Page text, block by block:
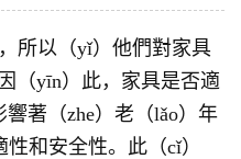
所以（yǐ）他們對家具
（yīn）此，家具是否適
著（zhe）老（lǎo）年
和安全性。此（cǐ）